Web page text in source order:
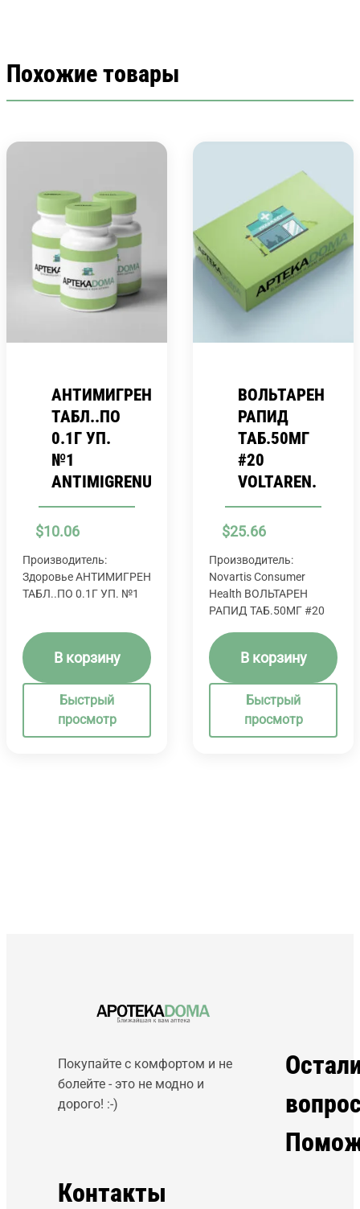
Похожие товары
АНТИМИГРЕН
ТАБЛ..ПО
0.1Г УП.
№1
ANTIMIGRENUM
$10.06
Производитель:
Здоровье АНТИМИГРЕН
ТАБЛ..ПО 0.1Г УП. №1
В корзину
Быстрый
просмотр
ВОЛЬТАРЕН
РАПИД
ТАБ.50МГ
#20
VOLTAREN.
$25.66
Производитель:
Novartis Consumer
Health ВОЛЬТАРЕН
РАПИД ТАБ.50МГ #20
В корзину
Быстрый
просмотр
Покупайте с комфортом и не
болейте - это не модно и
дорого! :-)
Контакты